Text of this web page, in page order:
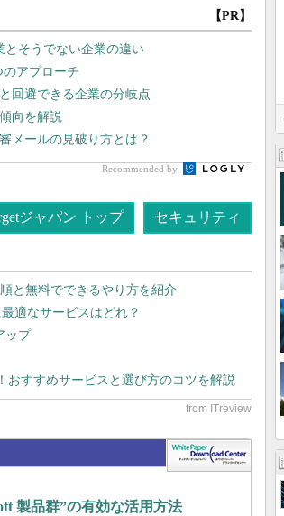
【PR】
とそうでない企業の違い
アプローチ
回避できる企業の分岐点
向を解説
メールの見破り方とは？
Recommended by
ジャパン トップ セキュリティ
と無料でできるやり方を紹介
適なサービスはどれ？
ップ
おすすめサービスと選び方のコツを解説
製品群”の有効な活用方法